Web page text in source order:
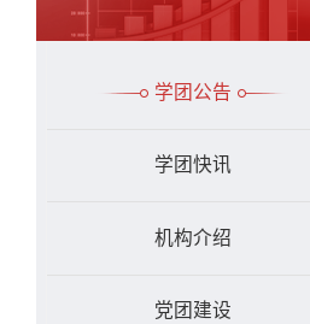
学团公告
学团快讯
机构介绍
党团建设